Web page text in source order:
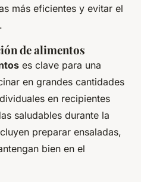
más eficientes y evitar el
de alimentos
es clave para una
en grandes cantidades
en recipientes
saludables durante la
preparar ensaladas,
bien en el